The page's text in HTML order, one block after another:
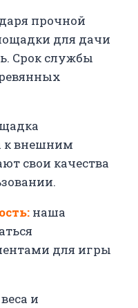
прочной
для дачи
Срок службы
к внешним
свои качества
наша
для игры
и